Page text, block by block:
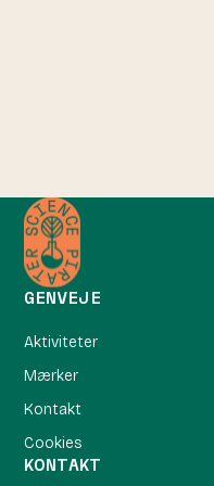
GENVEJE
Aktiviteter
Mærker
Kontakt
Cookies
KONTAKT